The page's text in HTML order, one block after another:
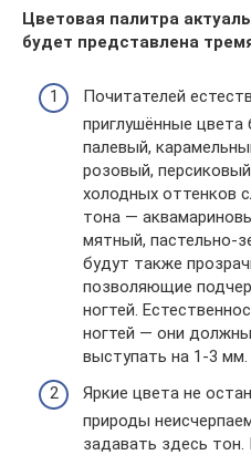
Цветовая палитра
будет представлена
Почитателей
приглушённые
палевый,
розовый,
холодных оттенков
тона —
мятный, пастельно-
будут также
позволяющие
ногтей.
ногтей — они
выступать на 1-3 мм.
Яркие цвета не
природы
задавать здесь тон.